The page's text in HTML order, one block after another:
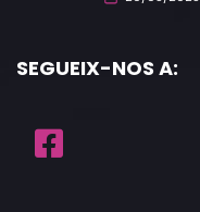
SEGUEIX-NOS A: